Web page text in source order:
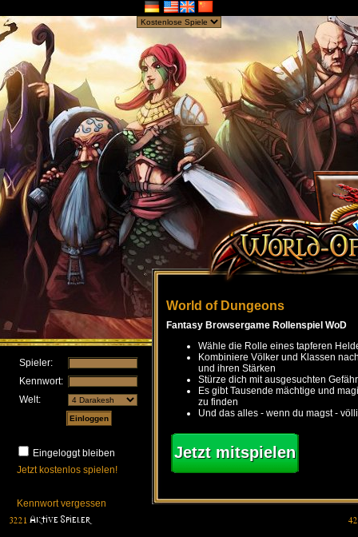
Spieler:
Kennwort:
Welt:
Eingeloggt bleiben
Jetzt kostenlos spielen!
Kennwort vergessen
World of Dungeons
Fantasy Browsergame Rollenspiel WoD
Wähle die Rolle eines tapferen
Kombiniere Völker und Klassen
und ihren Stärken
Stürze dich mit ausgesuchten
Es gibt Tausende mächtige und
zu finden
Und das alles - wenn du magst -
Jetzt mitspielen